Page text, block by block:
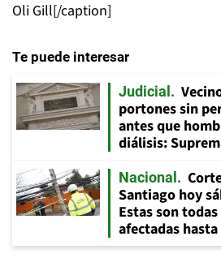
Oli Gill[/caption]
Te puede interesar
Judicial
portones sin
antes que
diálisis:
Nacional
Santiago hoy
Estas son
afectadas